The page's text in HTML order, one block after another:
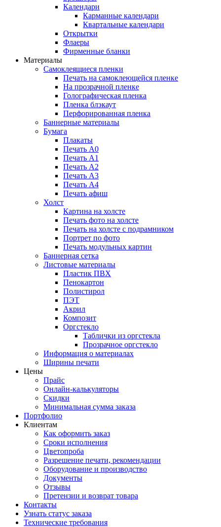
Календари
Карманные календари
Квартальные календари
Открытки
Флаеры
Фирменные бланки
Материалы
Самоклеящиеся пленки
Печать на самоклеющейся пленке
На прозрачной пленке
Голографическая пленка
Пленка блэкаут
Перфорированная пленка
Баннерные материалы
Бумага
Плакаты
Печать А0
Печать А1
Печать А2
Печать А3
Печать А4
Печать афиш
Холст
Картина на холсте
Печать фото на холсте
Печать на холсте с подрамником
Портрет по фото
Печать модульных картин
Баннерная сетка
Листовые материалы
Пластик ПВХ
Пенокартон
Полистирол
ПЭТ
Акрил
Композит
Оргстекло
Таблички из оргстекла
Прозрачное оргстекло
Информация о материалах
Ширины печати
Цены
Прайс
Онлайн-калькуляторы
Скидки
Минимальная сумма заказа
Портфолио
Клиентам
Как оформить заказ
Сроки исполнения
Цветопроба
Разрешение печати, рекомендации
Оборудование и производство
Документы
Отзывы
Претензии и возврат товара
Контакты
Узнать статус заказа
Технические требования